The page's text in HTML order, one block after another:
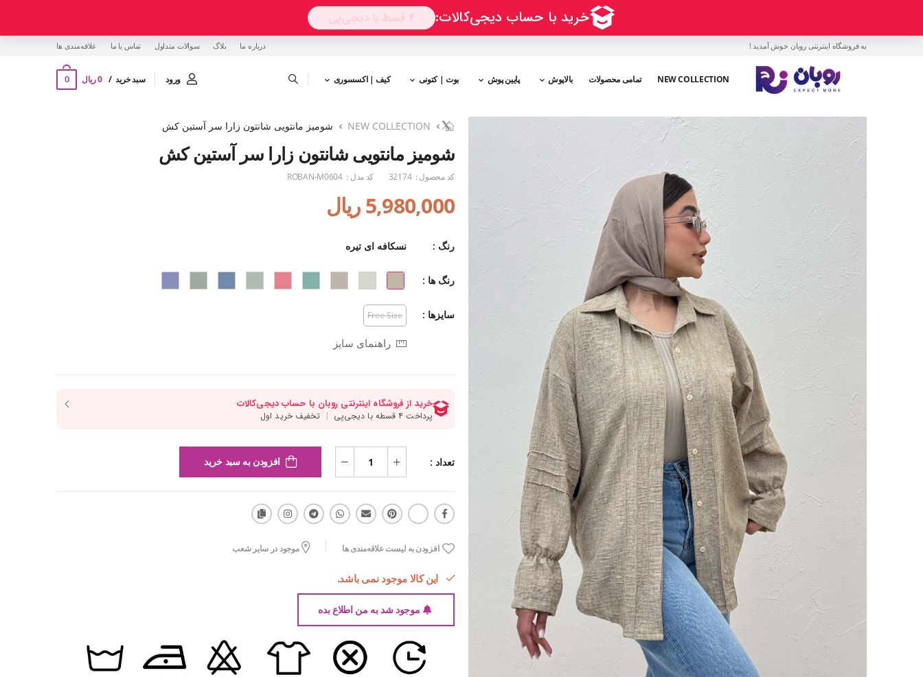
به فروشگاه اینترنتی روبان خوش آمدید ! درباره ما بلاگ سوالات متداول تماس با ما ‌علاقه‌مندی ها
NEW COLLECTION تمامی محصولات بالاپوش پایین پوش بوت | کتونی کیف | اکسسوری ورود سبد خرید 0 ریال 0
NEW COLLECTION شومیز مانتویی شانتون زارا سر آستین کش
شومیز مانتویی شانتون زارا سر آستین کش
کد محصول : 32174 کد مدل : ROBAN-M0604
5,980,000 ریال
رنگ : نسکافه ای تیره
رنگ ها :
سایزها : Free Size
راهنمای سایز
تعداد : افزودن به سبد خرید
افزودن به لیست علاقه‌مندی ها موجود در سایر شعب
این کالا موجود نمی باشد.
موجود شد به من اطلاع بده